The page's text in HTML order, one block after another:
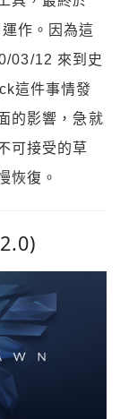
作。因為這
03/12 來到史
這件事情發
的影響，急就
可接受的草
恢復。